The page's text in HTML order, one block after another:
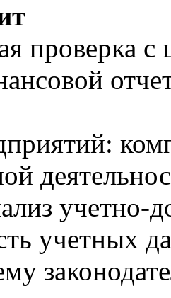
проверка
учетных